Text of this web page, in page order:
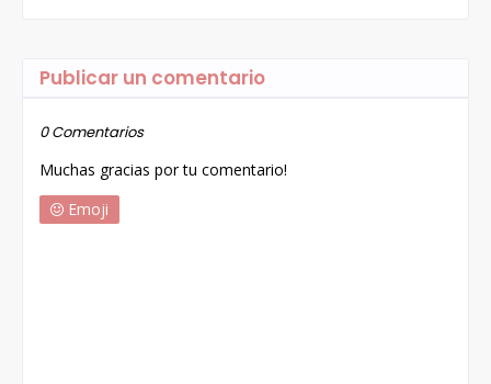
Publicar un comentario
0 Comentarios
Muchas gracias por tu comentario!
Emoji